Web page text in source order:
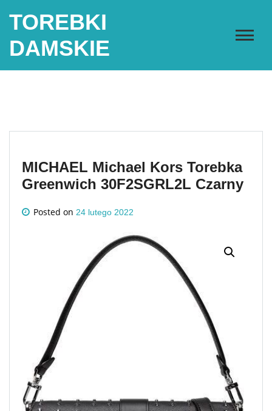
TOREBKI
DAMSKIE
MICHAEL Michael Kors Torebka
Greenwich 30F2SGRL2L Czarny
Posted on 24 lutego 2022